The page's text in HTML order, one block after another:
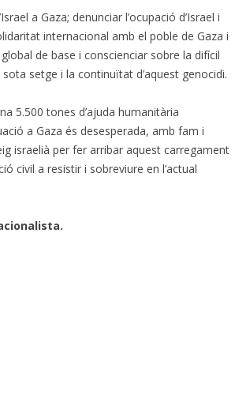
a Gaza; denunciar l’ocupació d’Israel i
internacional amb el poble de Gaza i
de base i conscienciar sobre la difícil
setge i la continuïtat d’aquest genocidi.
5.500 tones d’ajuda humanitària
a Gaza és desesperada, amb fam i
israelià per fer arribar aquest carregament
civil a resistir i sobreviure en l’actual